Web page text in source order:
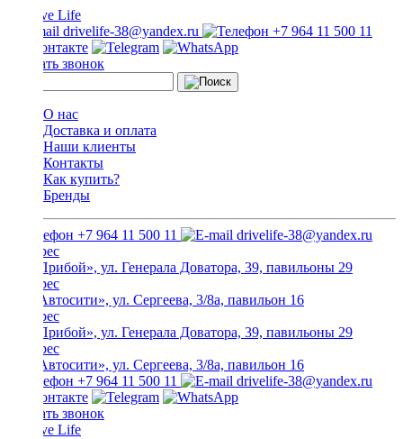
drivelife-38@yandex.ru +7 964 11 500 11
Заказать звонок
О нас
Доставка и оплата
Наши клиенты
Контакты
Как купить?
Бренды
+7 964 11 500 11 drivelife-38@yandex.ru
ТЦ «Прибой», ул. Генерала Доватора, 39, павильоны 29
ТЦ «Автосити», ул. Сергеева, 3/8а, павильон 16
ТЦ «Прибой», ул. Генерала Доватора, 39, павильоны 29
ТЦ «Автосити», ул. Сергеева, 3/8а, павильон 16
+7 964 11 500 11
drivelife-38@yandex.ru
Заказать звонок